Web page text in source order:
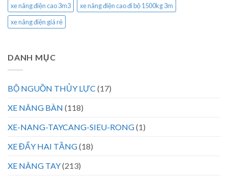
xe nâng điện cao 3m3
xe nâng điện cao đi bộ 1500kg 3m
xe nâng điện giá rẻ
DANH MỤC
BỘ NGUỒN THỦY LỰC (17)
XE NÂNG BÀN (118)
XE-NANG-TAYCANG-SIEU-RONG(1)
XE ĐẨY HAI TẦNG(18)
XE NÂNG TAY(213)